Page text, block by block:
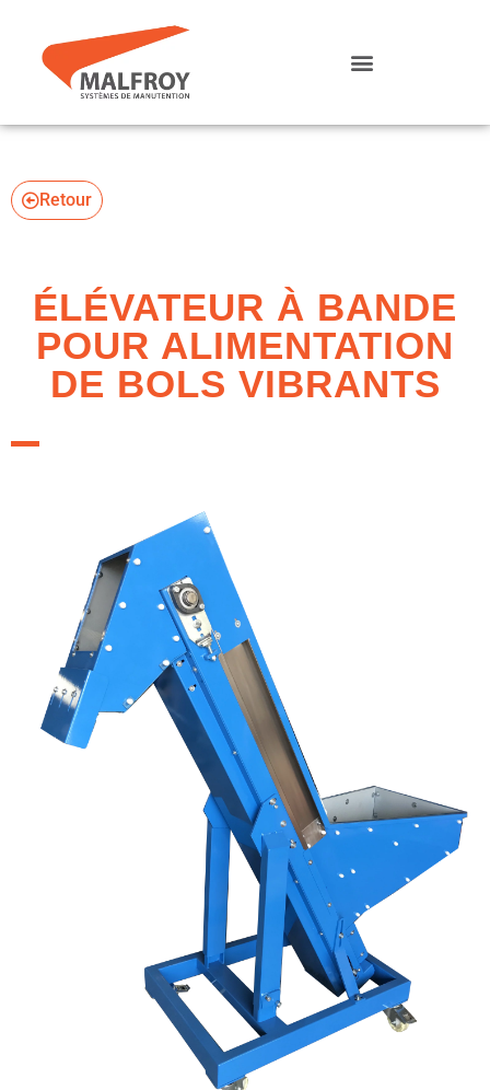
Retour
ÉLÉVATEUR À BANDE
POUR ALIMENTATION
DE BOLS VIBRANTS